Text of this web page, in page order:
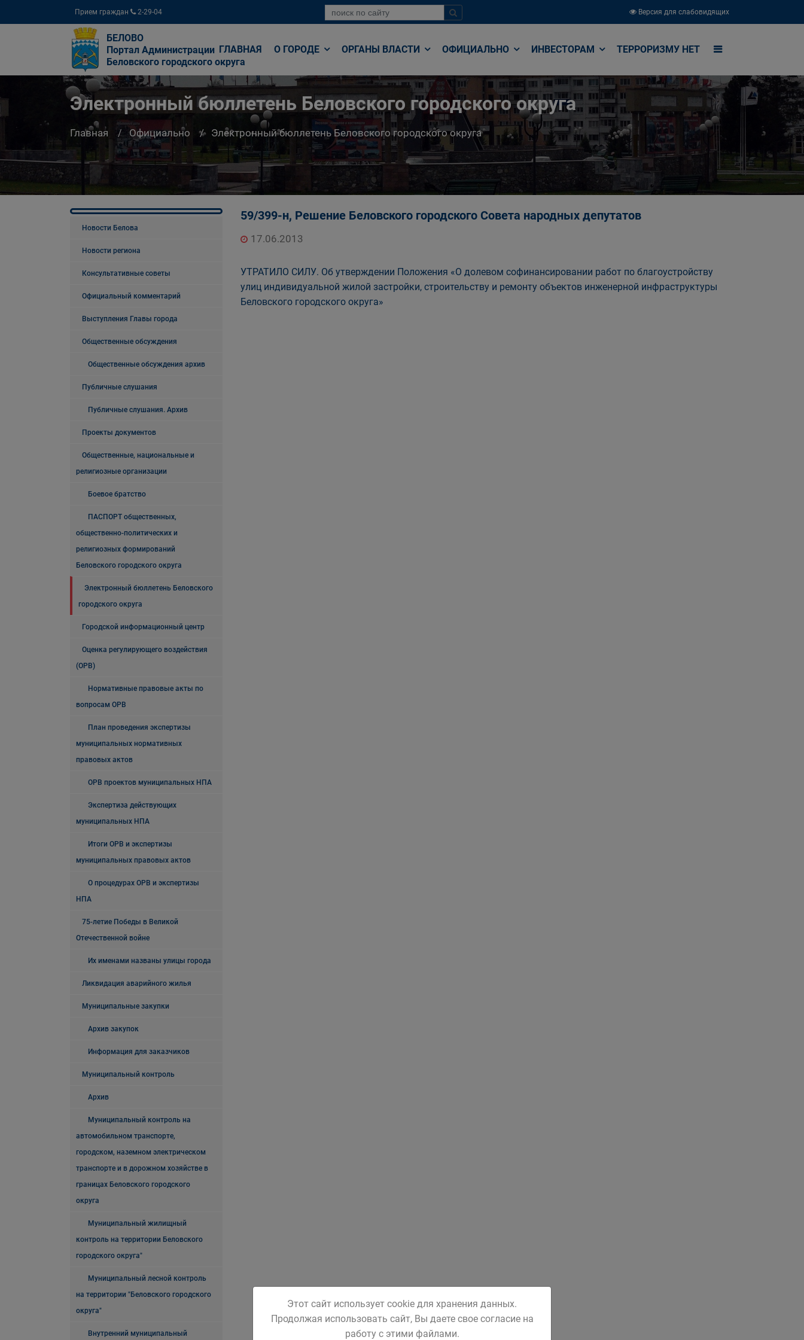
Прием граждан 2-29-04 Версия для слабовидящих
БЕЛОВО
Портал Администрации
Беловского городского округа
ГЛАВНАЯ О ГОРОДЕ ОРГАНЫ ВЛАСТИ ОФИЦИАЛЬНО ИНВЕСТОРАМ ТЕРРОРИЗМУ НЕТ
Электронный бюллетень Беловского городского округа
Главная Официально Электронный бюллетень Беловского городского округа
Новости Белова
Новости региона
Консультативные советы
Официальный комментарий
Выступления Главы города
Общественные обсуждения
Общественные обсуждения архив
Публичные слушания
Публичные слушания. Архив
Проекты документов
Общественные, национальные и
религиозные организации
Боевое братство
ПАСПОРТ общественных,
общественно-политических и
религиозных формирований
Беловского городского округа
Электронный бюллетень Беловского
городского округа
Городской информационный центр
Оценка регулирующего воздействия
(ОРВ)
Нормативные правовые акты по
вопросам ОРВ
План проведения экспертизы
муниципальных нормативных
правовых актов
ОРВ проектов муниципальных НПА
Экспертиза действующих
муниципальных НПА
Итоги ОРВ и экспертизы
муниципальных правовых актов
О процедурах ОРВ и экспертизы
НПА
75-летие Победы в Великой
Отечественной войне
Их именами названы улицы города
Ликвидация аварийного жилья
Муниципальные закупки
Архив закупок
Информация для заказчиков
Муниципальный контроль
Архив
Муниципальный контроль на
автомобильном транспорте,
городском, наземном электрическом
транспорте и в дорожном хозяйстве в
границах Беловского городского
округа
Муниципальный жилищный
контроль на территории Беловского
городского округа"
Муниципальный лесной контроль
на территории "Беловского городского
округа"
Внутренний муниципальный
59/399-н, Решение Беловского городского Совета народных депутатов
17.06.2013
УТРАТИЛО СИЛУ. Об утверждении Положения «О долевом софинансировании работ по благоустройству
улиц индивидуальной жилой застройки, строительству и ремонту объектов инженерной инфраструктуры
Беловского городского округа»
Этот сайт использует cookie для хранения данных.
Продолжая использовать сайт, Вы даете свое согласие на
работу с этими файлами.